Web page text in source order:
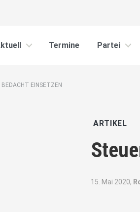
Termine Partei
EINSETZEN
ARTIKEL
15. Mai 2020,